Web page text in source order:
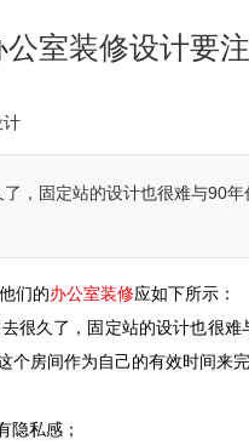
室装修设计要
计
，固定站的设计也很难与90
们的办公室装修应如下所示：
很久了，固定站的设计也很
房间作为自己的有效时间来完
隐私感；